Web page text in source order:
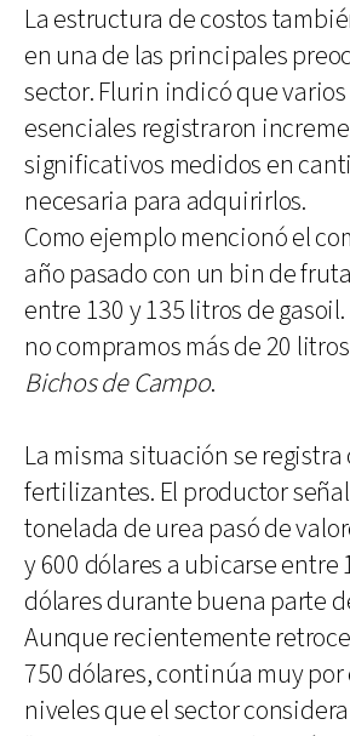
La estructura de costos
en una de las principales
sector. Flurin indicó que
esenciales registraron
significativos medidos en
necesaria para adquirirlos.
Como ejemplo mencionó el
año pasado con un bin de
entre 130 y 135 litros de
no compramos más de 20
Bichos de Campo.
La misma situación se registra
fertilizantes. El productor
tonelada de urea pasó de
y 600 dólares a ubicarse entre
dólares durante buena parte
Aunque recientemente
750 dólares, continúa muy
niveles que el sector